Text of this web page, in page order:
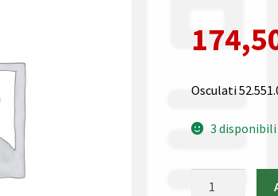
Osculati
3 disponibili